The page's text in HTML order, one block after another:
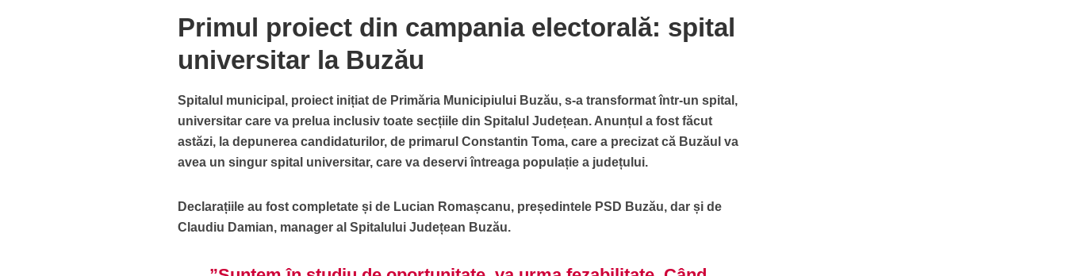
Primul proiect din campania electorală: spital
universitar la Buzău
Spitalul municipal, proiect inițiat de Primăria Municipiului Buzău, s-a transformat într-un spital,
universitar care va prelua inclusiv toate secțiile din Spitalul Județean. Anunțul a fost făcut
astăzi, la depunerea candidaturilor, de primarul Constantin Toma, care a precizat că Buzăul va
avea un singur spital universitar, care va deservi întreaga populație a județului.
Declarațiile au fost completate și de Lucian Romașcanu, președintele PSD Buzău, dar și de
Claudiu Damian, manager al Spitalului Județean Buzău.